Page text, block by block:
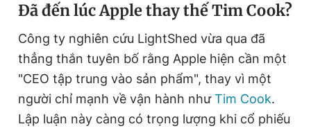
Đọc Thanh Niên trên điện thoại
Theo dõi báo trên
Đã đến lúc Apple thay thế Tim Cook?
Công ty nghiên cứu LightShed vừa qua đã
thẳng thắn tuyên bố rằng Apple hiện cần một
"CEO tập trung vào sản phẩm", thay vì một
người chỉ mạnh về vận hành nhưTim Cook.
Lập luận này càng có trọng lượng khi cổ phiếu